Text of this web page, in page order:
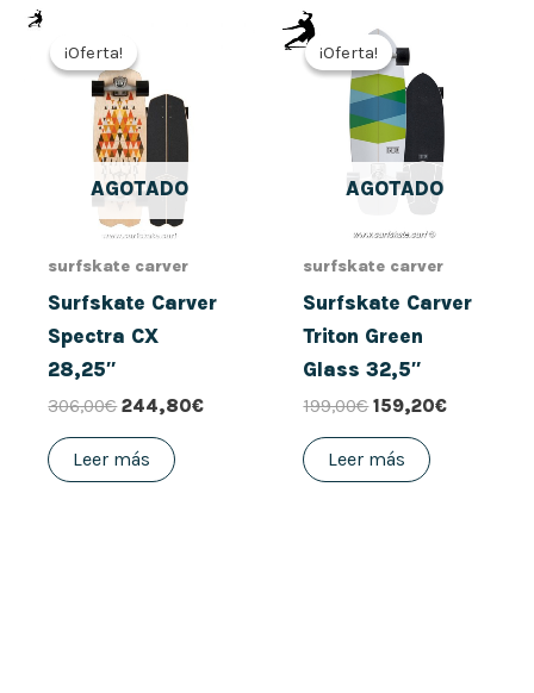
¡Oferta!
AGOTADO
¡Oferta!
surfskate carver
Surfskate Carver
Spectra CX
28,25″
306,00€
original
era:
306,00€.
244,80€
Leer más
¡Oferta!
AGOTADO
¡Oferta!
surfskate carver
Surfskate Carver
Triton Green
Glass 32,5″
199,00€
precio
original
era:
199,00€.
159,20€
Leer más